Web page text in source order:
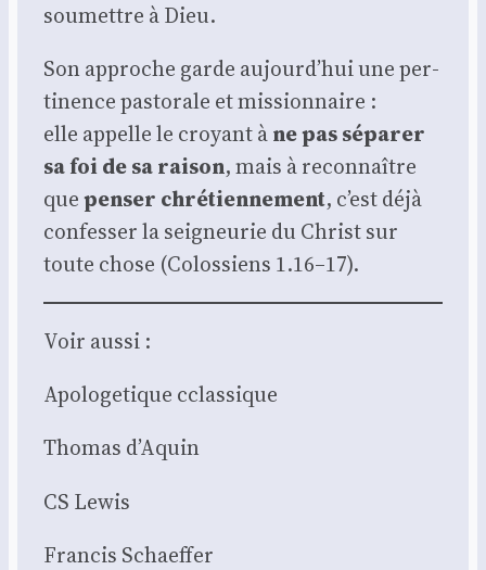
sou­mettre à Dieu.
Son approche garde aujourd’hui une per­
ti­nence pas­to­rale et mis­sion­naire :
elle appelle le croyant àne pas sépa­rer
sa foi de sa rai­son, mais à recon­naître
quepen­ser chré­tien­ne­ment, c’est déjà
confes­ser la sei­gneu­rie du Christ sur
toute chose (Colos­siens 1.16–17).
Voir aus­si :
Apo­lo­ge­tique cclas­sique
Tho­mas d’Aquin
CS Lewis
Fran­cis Schaef­fer